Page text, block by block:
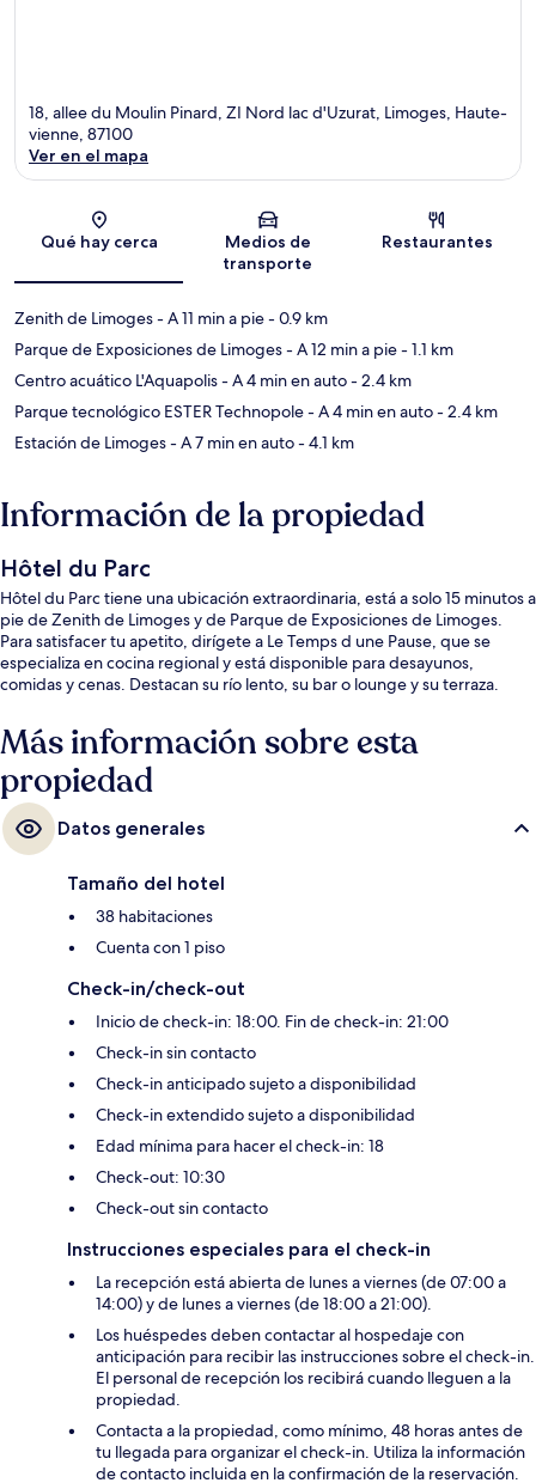
18, allee du Moulin Pinard, ZI Nord lac d'Uzurat, Limoges, Haute-
vienne, 87100
Ver en el mapa
Qué hay cerca
Medios de
transporte
Restaurantes
Zenith de Limoges- A 11 min a pie- 0.9 km
Parque de Exposiciones de Limoges- A 12 min a pie- 1.1 km
Centro acuático L'Aquapolis- A 4 min en auto- 2.4 km
Parque tecnológico ESTER Technopole- A 4 min en auto- 2.4 km
Estación de Limoges- A 7 min en auto- 4.1 km
Información de la propiedad
Hôtel du Parc
Hôtel du Parc tiene una ubicación extraordinaria, está a solo 15 minutos a
pie de Zenith de Limoges y de Parque de Exposiciones de Limoges.
Para satisfacer tu apetito, dirígete a Le Temps d une Pause, que se
especializa en cocina regional y está disponible para desayunos,
comidas y cenas. Destacan su río lento, su bar o lounge y su terraza.
Más información sobre esta
propiedad
Datos generales
Tamaño del hotel
38 habitaciones
Cuenta con 1 piso
Check-in/check-out
Inicio de check-in: 18:00. Fin de check-in: 21:00
Check-in sin contacto
Check-in anticipado sujeto a disponibilidad
Check-in extendido sujeto a disponibilidad
Edad mínima para hacer el check-in: 18
Check-out: 10:30
Check-out sin contacto
Instrucciones especiales para el check-in
La recepción está abierta de lunes a viernes (de 07:00 a
14:00) y de lunes a viernes (de 18:00 a 21:00).
Los huéspedes deben contactar al hospedaje con
anticipación para recibir las instrucciones sobre el check-in.
El personal de recepción los recibirá cuando lleguen a la
propiedad.
Contacta a la propiedad, como mínimo, 48 horas antes de
tu llegada para organizar el check-in. Utiliza la información
de contacto incluida en la confirmación de la reservación.